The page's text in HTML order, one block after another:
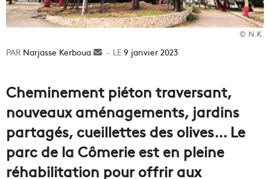
© N.K.
Narjasse Kerboua
Envoyer9 janvier 2023
Cheminement piéton traversant,
nouveaux aménagements, jardins
partagés, cueillettes des olives… Le
parc de la Cômerie est en pleine
réhabilitation pour offrir aux